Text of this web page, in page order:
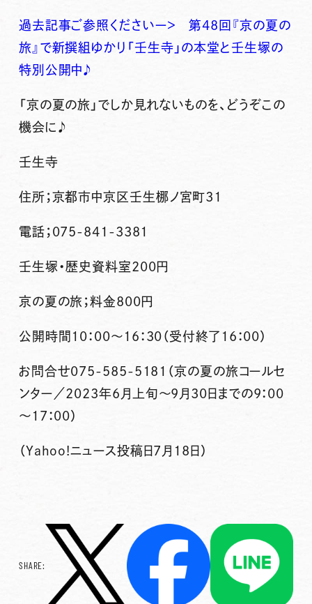
過去記事ご参照くださいー＞ 第48回『京の夏の
旅』で新撰組ゆかり「壬生寺」の本堂と壬生塚の
特別公開中♪
「京の夏の旅」でしか見れないものを、どうぞこの
機会に♪
壬生寺
住所；京都市中京区壬生梛ノ宮町31
電話；075-841-3381
壬生塚・歴史資料室200円
京の夏の旅；料金800円
公開時間10：00～16：30（受付終了16：00）
お問合せ075-585-5181（京の夏の旅コールセ
ンター／2023年6月上旬～9月30日までの9：00
～17：00）
（Yahoo!ニュース投稿日7月18日）
SHARE: